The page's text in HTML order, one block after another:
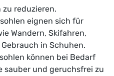
reduzieren.
eignen sich für
Wandern, Skifahren,
in Schuhen.
können bei Bedarf
sauber und geruchsfrei zu